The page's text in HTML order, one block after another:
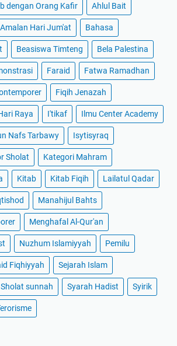
dengan Orang Kafir Ahlul Bait
Amalan Hari Jum'at Bahasa
Beasiswa Timteng Bela Palestina
Faraid Fatwa Ramadhan
Fiqih Jenazah
Raya I'tikaf Ilmu Center Academy
Nafs Tarbawy Isytisyraq
Sholat Kategori Mahram
Kitab Kitab Fiqih Lailatul Qadar
Manahijul Bahts
Menghafal Al-Qur'an
Nuzhum Islamiyyah Pemilu
Fiqhiyyah Sejarah Islam
Sholat sunnah Syarah Hadist Syirik